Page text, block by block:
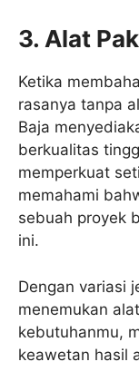
3. Alat
Ketika
rasanya tanpa
Baja
berkualitas
memperkuat
memahami
sebuah proyek
ini.
Dengan variasi
menemukan
kebutuhanmu,
keawetan hasil